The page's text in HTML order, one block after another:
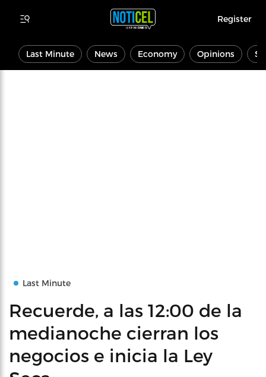
Register
Last Minute News Economy Opinions
Last Minute
Recuerde, a las 12:00 de la
medianoche cierran los
negocios e inicia la Ley